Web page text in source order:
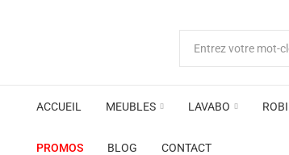
ACCUEIL MEUBLES LAVABO
PROMOS BLOG CONTACT